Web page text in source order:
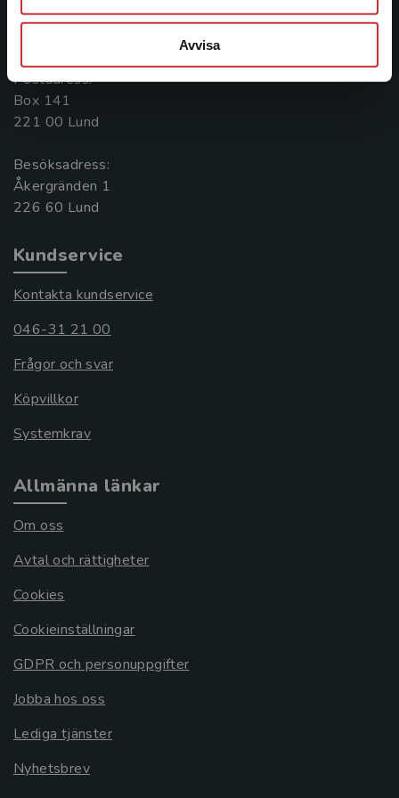
Avvisa
Kontakta oss
Postadress:
Box 141
221 00 Lund
Besöksadress:
Åkergränden 1
Kundservice
Kontakta kundservice
046-31 21 00
Frågor och svar
Köpvillkor
Systemkrav
Allmänna länkar
Om oss
Avtal och rättigheter
Cookies
Cookieinställningar
GDPR och personuppgifter
Jobba hos oss
Lediga tjänster
Nyhetsbrev